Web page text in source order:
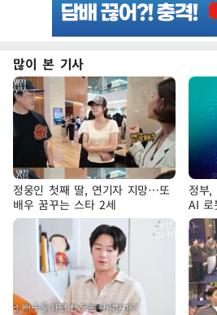
많이 본 기사
정웅인 첫째 딸, 연기자 지망…또
배우 꿈꾸는 스타 2세
정부
AI 로